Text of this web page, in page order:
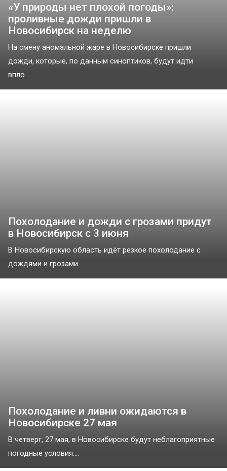
«У природы нет плохой погоды»:
проливные дожди пришли в
Новосибирск на неделю
На смену аномальной жаре в Новосибирске пришли
дожди, которые, по данным синоптиков, будут идти
впло...
Похолодание и дожди с грозами придут
в Новосибирск с 3 июня
В Новосибирскую область идёт резкое похолодание с
дождями и грозами....
Похолодание и ливни ожидаются в
Новосибирске 27 мая
В четверг, 27 мая, в Новосибирске будут неблагоприятные
погодные условия....